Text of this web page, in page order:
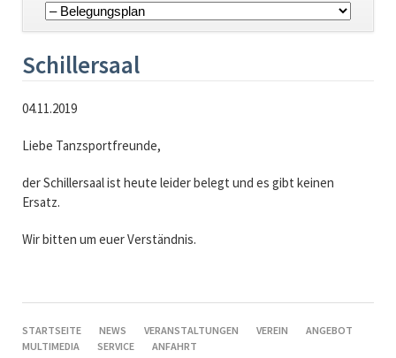
Navigation
überspringen
Schillersaal
04.11.2019
Liebe Tanzsportfreunde,
der Schillersaal ist heute leider belegt und es gibt keinen
Ersatz.
Wir bitten um euer Verständnis.
NAVIGATION
ÜBERSPRINGEN
STARTSEITE NEWS VERANSTALTUNGEN VEREIN
ANGEBOT
MULTIMEDIA
SERVICE ANFAHRT